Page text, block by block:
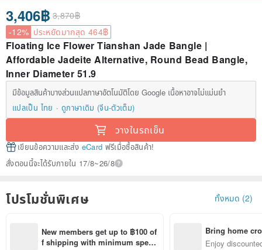
3,406฿ 3,870฿
-12% ประหยัดมากสุด 464฿
Floating Ice Flower Tianshan Jade Bangle |
Affordable Jadeite Alternative, Round Bead Bangle,
Inner Diameter 51.9
มีข้อมูลสินค้าบางส่วนแปลภาษาอัตโนมัติโดย Google เนื้อหาอาจไม่แม่นยำ
แปลเป็น ไทย
ดูภาษาเดิม (จีน-ตัวเต็ม)
วางในรถเข็น
เขียนข้อความและส่ง eCard ฟรีเมื่อซื้อสินค้า!
สั่งตอนนี้จะได้รับภายใน 17/8~26/8
โปรโมชั่นพิเศษ ทั้งหมด (2)
New members get up to ฿100 of
f shipping with minimum spen
Bring home
n with ease
Enjoy